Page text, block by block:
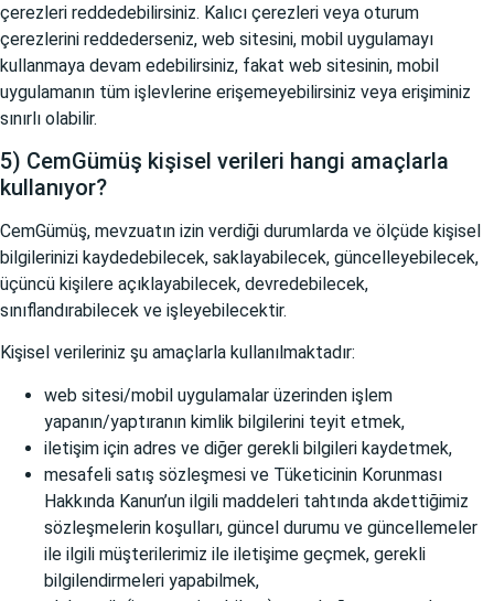
çerezleri reddedebilirsiniz. Kalıcı çerezleri veya oturum
çerezlerini reddederseniz, web sitesini, mobil uygulamayı
kullanmaya devam edebilirsiniz, fakat web sitesinin, mobil
uygulamanın tüm işlevlerine erişemeyebilirsiniz veya erişiminiz
sınırlı olabilir.
5) CemGümüş kişisel verileri hangi amaçlarla
kullanıyor?
CemGümüş, mevzuatın izin verdiği durumlarda ve ölçüde kişisel
bilgilerinizi kaydedebilecek, saklayabilecek, güncelleyebilecek,
üçüncü kişilere açıklayabilecek, devredebilecek,
sınıflandırabilecek ve işleyebilecektir.
Kişisel verileriniz şu amaçlarla kullanılmaktadır:
web sitesi/mobil uygulamalar üzerinden işlem
yapanın/yaptıranın kimlik bilgilerini teyit etmek,
iletişim için adres ve diğer gerekli bilgileri kaydetmek,
mesafeli satış sözleşmesi ve Tüketicinin Korunması
Hakkında Kanun’un ilgili maddeleri tahtında akdettiğimiz
sözleşmelerin koşulları, güncel durumu ve güncellemeler
ile ilgili müşterilerimiz ile iletişime geçmek, gerekli
bilgilendirmeleri yapabilmek,